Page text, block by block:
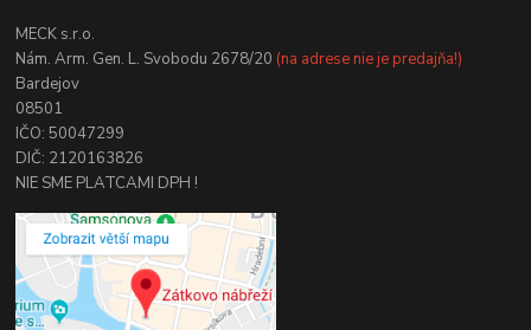
MECK s.r.o.
Nám. Arm. Gen. L. Svobodu 2678/20 (na adrese nie je predajňa!)
Bardejov
08501
IČO: 50047299
DIČ: 2120163826
NIE SME PLATCAMI DPH !